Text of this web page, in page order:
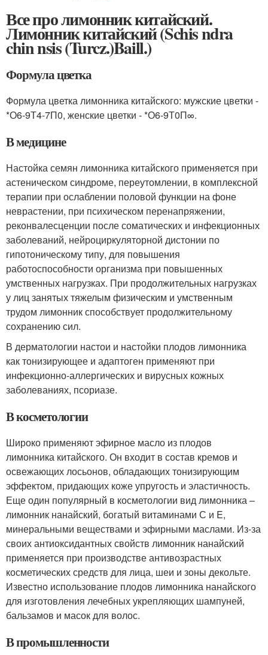
Все про лимонник китайский.
Лимонник китайский (Schis ndra
chin nsis (Turcz.)Baill.)
Формула цветка
Формула цветка лимонника китайского: мужские цветки -
*О6-9Т4-7П0, женские цветки - *О6-9Т0П∞.
В медицине
Настойка семян лимонника китайского применяется при
астеническом синдроме, переутомлении, в комплексной
терапии при ослаблении половой функции на фоне
неврастении, при психическом перенапряжении,
реконвалесценции после соматических и инфекционных
заболеваний, нейроциркуляторной дистонии по
гипотоническому типу, для повышения
работоспособности организма при повышенных
умственных нагрузках. При продолжительных нагрузках
у лиц занятых тяжелым физическим и умственным
трудом лимонник способствует продолжительному
сохранению сил.
В дерматологии настои и настойки плодов лимонника
как тонизирующее и адаптоген применяют при
инфекционно-аллергических и вирусных кожных
заболеваниях, псориазе.
В косметологии
Широко применяют эфирное масло из плодов
лимонника китайского. Он входит в состав кремов и
освежающих лосьонов, обладающих тонизирующим
эффектом, придающих коже упругость и эластичность.
Еще один популярный в косметологии вид лимонника –
лимонник нанайский, богатый витаминами С и E,
минеральными веществами и эфирными маслами. Из-за
своих антиоксидантных свойств лимонник нанайский
применяется при производстве антивозрастных
косметических средств для лица, шеи и зоны декольте.
Известно использование плодов лимонника нанайского
для изготовления лечебных укрепляющих шампуней,
бальзамов и масок для волос.
В промышленности